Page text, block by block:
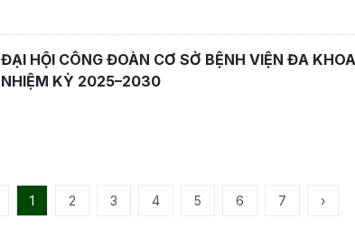
ĐẠI HỘI CÔNG ĐOÀN CƠ SỞ BỆNH VIỆN ĐA
NHIỆM KỲ 2025–2030
1 2 3 4 5 6 7 ›